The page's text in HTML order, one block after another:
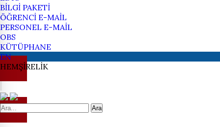
BİLGİ PAKETİ
ÖĞRENCİ E-MAİL
PERSONEL E-MAİL
OBS
KÜTÜPHANE
EN
HEMŞİRELİK
Ara